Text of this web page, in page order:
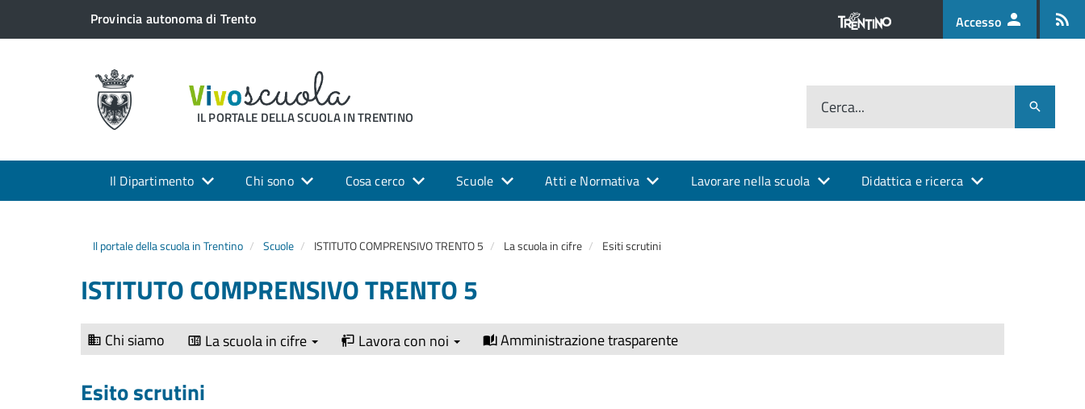
Provincia autonoma di Trento Accesso
IL PORTALE DELLA SCUOLA IN TRENTINO Cerca...
Il Dipartimento Chi sono Cosa cerco Scuole Atti e Normativa Lavorare nella scuola Didattica e ricerca
Il portale della scuola in Trentino Scuole ISTITUTO COMPRENSIVO TRENTO 5 La scuola in cifre Esiti scrutini
ISTITUTO COMPRENSIVO TRENTO 5
Chi siamo La scuola in cifre Lavora con noi Amministrazione trasparente
Esito scrutini